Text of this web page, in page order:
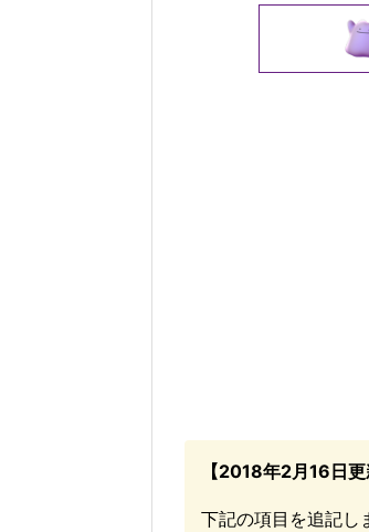
【2018年2月16日更
下記の項目を追記し